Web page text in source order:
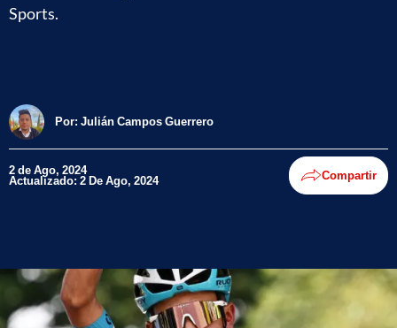
Sports.
Por: Julián Campos Guerrero
2 de Ago, 2024
Actualizado: 2 De Ago, 2024 Compartir